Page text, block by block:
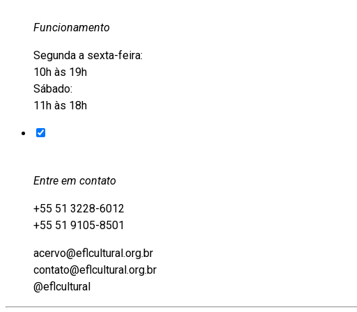
Funcionamento
Segunda a sexta-feira:
10h às 19h
Sábado:
11h às 18h
Entre em contato
+55 51 3228-6012
+55 51 9105-8501
acervo@eflcultural.org.br
contato@eflcultural.org.br
@eflcultural